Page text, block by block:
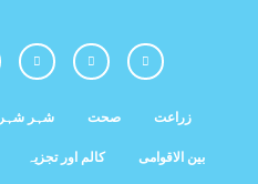
شہر شہر صحت زراعت
کالم اور تجزیہ بین الاقوامی